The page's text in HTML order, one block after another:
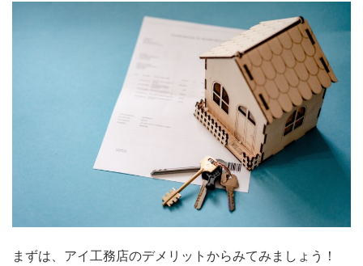
まずは、アイ工務店のデメリットからみてみましょう！